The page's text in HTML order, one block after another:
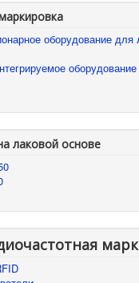
оборудование для
лаковой основе